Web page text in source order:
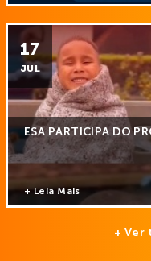
17
JUL
ESA PARTICIPA DO
+ Leia Mais
+ Ver